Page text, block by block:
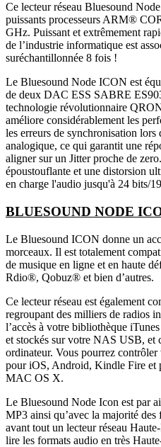
Ce lecteur réseau Bluesound
puissants processeurs ARM®
GHz. Puissant et extrêmement
de l’industrie informatique est
suréchantillonnée 8 fois !
Le Bluesound Node ICON est
de deux DAC ESS SABRE
technologie révolutionnaire
améliore considérablement les
les erreurs de synchronisation
analogique, ce qui garantit une
aligner sur un Jitter proche de
époustouflante et une distorsion
en charge l'audio jusqu'à 24 bits/
BLUESOUND NODE
Le Bluesound ICON donne un
morceaux. Il est totalement
de musique en ligne et en haute
Rdio®, Qobuz® et bien d’autres.
Ce lecteur réseau est également
regroupant des milliers de radios
l’accès à votre bibliothèque
et stockés sur votre NAS USB, et
ordinateur. Vous pourrez
pour iOS, Android, Kindle Fire et
MAC OS X.
Le Bluesound Node Icon est par
MP3 ainsi qu’avec la majorité des
avant tout un lecteur réseau
lire les formats audio en très